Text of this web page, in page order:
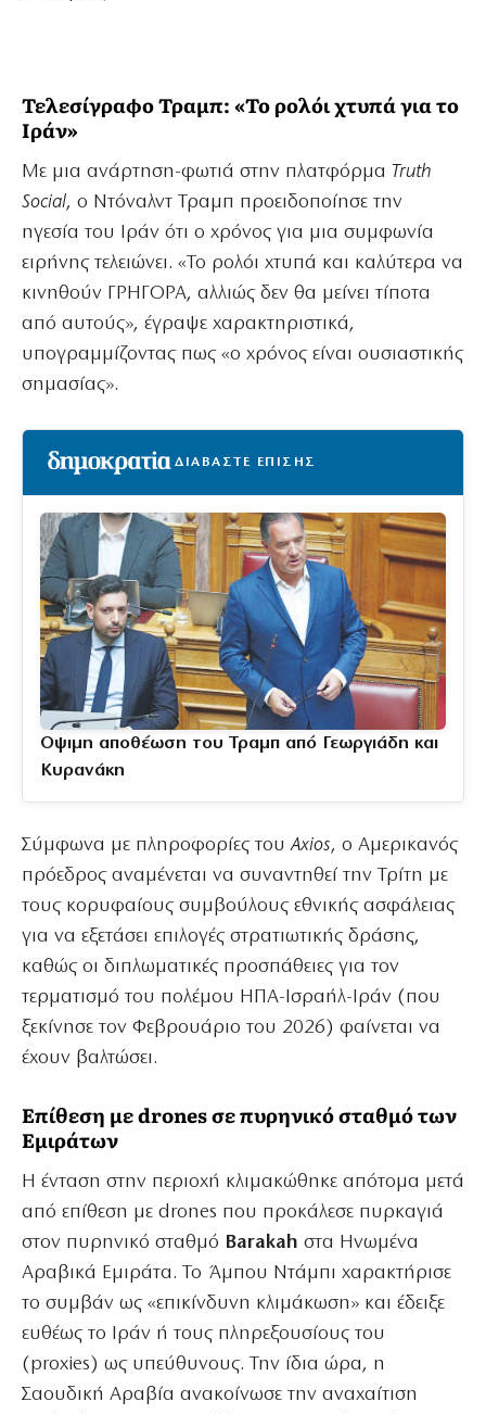
Τελεσίγραφο Τραμπ: «Το ρολόι χτυπά για το
Ιράν»
Με μια ανάρτηση-φωτιά στην πλατφόρμα Truth
Social, ο Ντόναλντ Τραμπ προειδοποίησε την
ηγεσία του Ιράν ότι ο χρόνος για μια συμφωνία
ειρήνης τελειώνει. «Το ρολόι χτυπά και καλύτερα να
κινηθούν ΓΡΗΓΟΡΑ, αλλιώς δεν θα μείνει τίποτα
από αυτούς», έγραψε χαρακτηριστικά,
υπογραμμίζοντας πως «ο χρόνος είναι ουσιαστικής
σημασίας».
ΔΙΑΒΑΣΤΕ ΕΠΙΣΗΣ
Οψιμη αποθέωση του Τραμπ από Γεωργιάδη και
Κυρανάκη
Σύμφωνα με πληροφορίες τουAxios, ο Αμερικανός
πρόεδρος αναμένεται να συναντηθεί την Τρίτη με
τους κορυφαίους συμβούλους εθνικής ασφάλειας
για να εξετάσει επιλογές στρατιωτικής δράσης,
καθώς οι διπλωματικές προσπάθειες για τον
τερματισμό του πολέμου ΗΠΑ-Ισραήλ-Ιράν (που
ξεκίνησε τον Φεβρουάριο του 2026) φαίνεται να
έχουν βαλτώσει.
Επίθεση με drones σε πυρηνικό σταθμό των
Εμιράτων
Η ένταση στην περιοχή κλιμακώθηκε απότομα μετά
από επίθεση με drones που προκάλεσε πυρκαγιά
στον πυρηνικό σταθμό Barakah στα Ηνωμένα
Αραβικά Εμιράτα. Το Άμπου Ντάμπι χαρακτήρισε
το συμβάν ως «επικίνδυνη κλιμάκωση» και έδειξε
ευθέως το Ιράν ή τους πληρεξουσίους του
(proxies) ως υπεύθυνους. Την ίδια ώρα, η
Σαουδική Αραβία ανακοίνωσε την αναχαίτιση